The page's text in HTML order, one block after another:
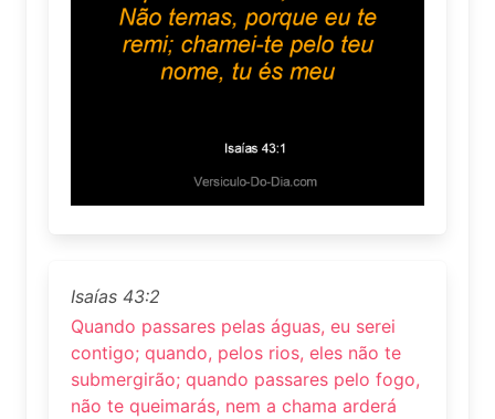
Isaías 43:2
Quando passares pelas águas, eu serei
contigo; quando, pelos rios, eles não te
submergirão; quando passares pelo fogo,
não te queimarás, nem a chama arderá